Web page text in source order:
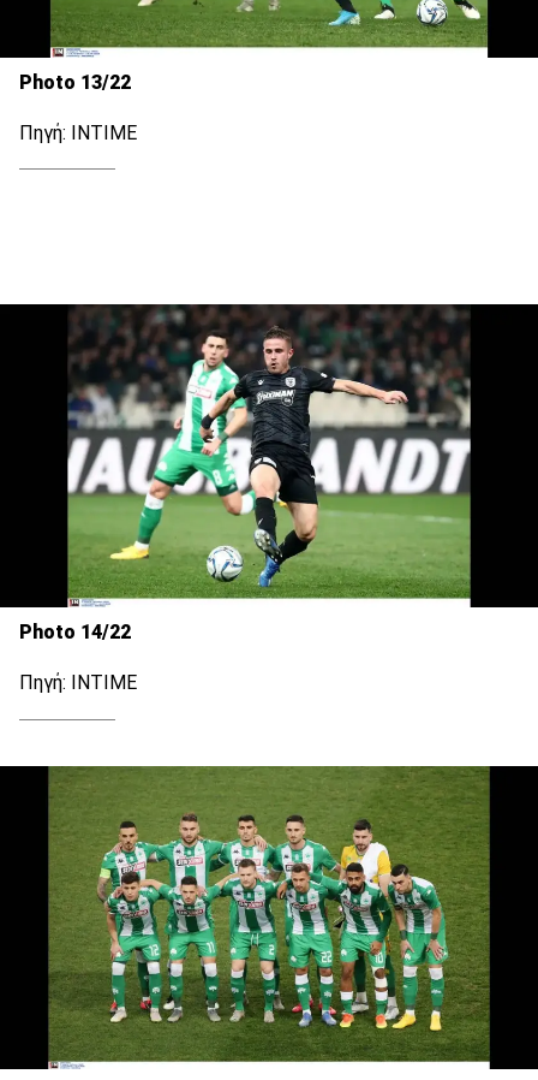
Photo 13/22
Πηγή: ΙΝΤΙΜΕ
Photo 14/22
Πηγή: ΙΝΤΙΜΕ